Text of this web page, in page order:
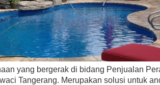
yang bergerak di bidang Penjualan
Tangerang. Merupakan solusi untuk
Pool Light,
30-Foot
Hayward H100IDP1 H-Series 100,000
Above Ground Pool & Spa Heater,
Low Nox
Rp (Hubungi CS)